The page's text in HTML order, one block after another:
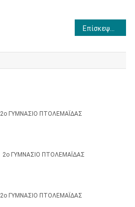
2ο ΓΥΜΝΑΣΙΟ ΠΤΟΛΕΜΑΪΔΑΣ
2ο ΓΥΜΝΑΣΙΟ ΠΤΟΛΕΜΑΪΔΑΣ
2ο ΓΥΜΝΑΣΙΟ ΠΤΟΛΕΜΑΪΔΑΣ